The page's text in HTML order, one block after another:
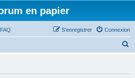
en papier
FAQ Connexion
S’enregistrer